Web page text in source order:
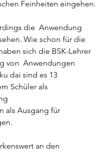
Feinheiten eingehen.
die  Anwendung
Wie schon für die
sich die BSK-Lehrer
von  Anwendungen
dai sind es 13
Schüler als
als Ausgang für
an den